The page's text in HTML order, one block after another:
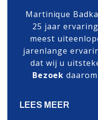
Martinique
25 jaar
meest
jarenlange
dat wij u
Bezoek
LEES MEER